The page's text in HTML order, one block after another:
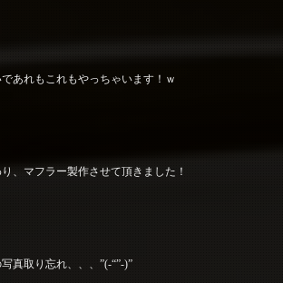
あれもこれもやっちゃいます！ｗ
、マフラー製作させて頂きました！
真取り忘れ、、、”(-“”-)”